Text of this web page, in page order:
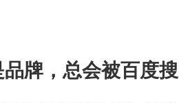
品牌，总会被百度